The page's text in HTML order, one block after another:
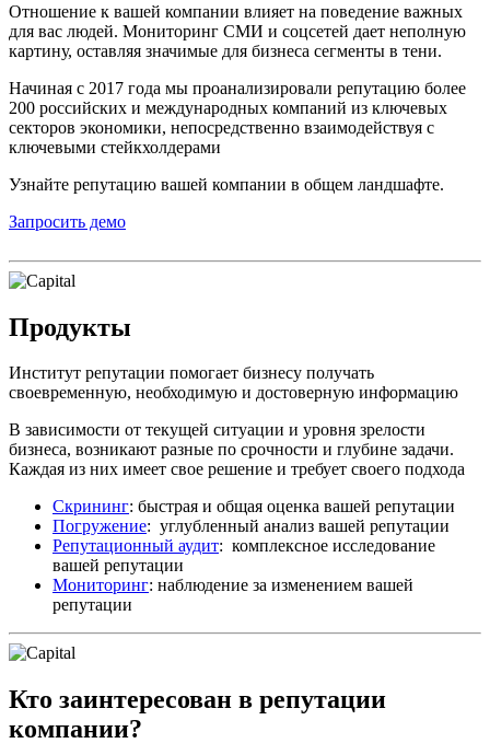
Отношение к вашей компании влияет на поведение важных
для вас людей. Мониторинг СМИ и соцсетей дает неполную
картину, оставляя значимые для бизнеса сегменты в тени.
Начиная с 2017 года мы проанализировали репутацию более
200 российских и международных компаний из ключевых
секторов экономики, непосредственно взаимодействуя с
ключевыми стейкхолдерами
Узнайте репутацию вашей компании в общем ландшафте.
Запросить демо
Продукты
Институт репутации помогает бизнесу получать
своевременную, необходимую и достоверную информацию
В зависимости от текущей ситуации и уровня зрелости
бизнеса, возникают разные по срочности и глубине задачи.
Каждая из них имеет свое решение и требует своего подхода
Скрининг: быстрая и общая оценка вашей репутации
Погружение: углубленный анализ вашей репутации
Репутационный аудит: комплексное исследование
вашей репутации
Мониторинг: наблюдение за изменением вашей
репутации
Кто заинтересован в репутации
компании?